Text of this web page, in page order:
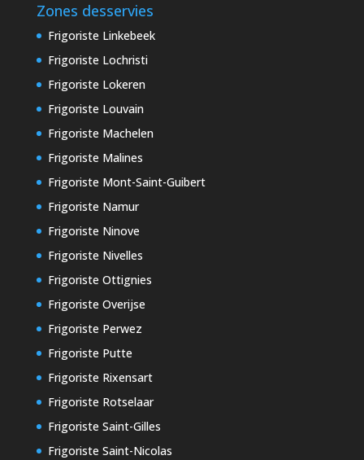
Zones desservies
Frigoriste Linkebeek
Frigoriste Lochristi
Frigoriste Lokeren
Frigoriste Louvain
Frigoriste Machelen
Frigoriste Malines
Frigoriste Mont-Saint-Guibert
Frigoriste Namur
Frigoriste Ninove
Frigoriste Nivelles
Frigoriste Ottignies
Frigoriste Overijse
Frigoriste Perwez
Frigoriste Putte
Frigoriste Rixensart
Frigoriste Rotselaar
Frigoriste Saint-Gilles
Frigoriste Saint-Nicolas